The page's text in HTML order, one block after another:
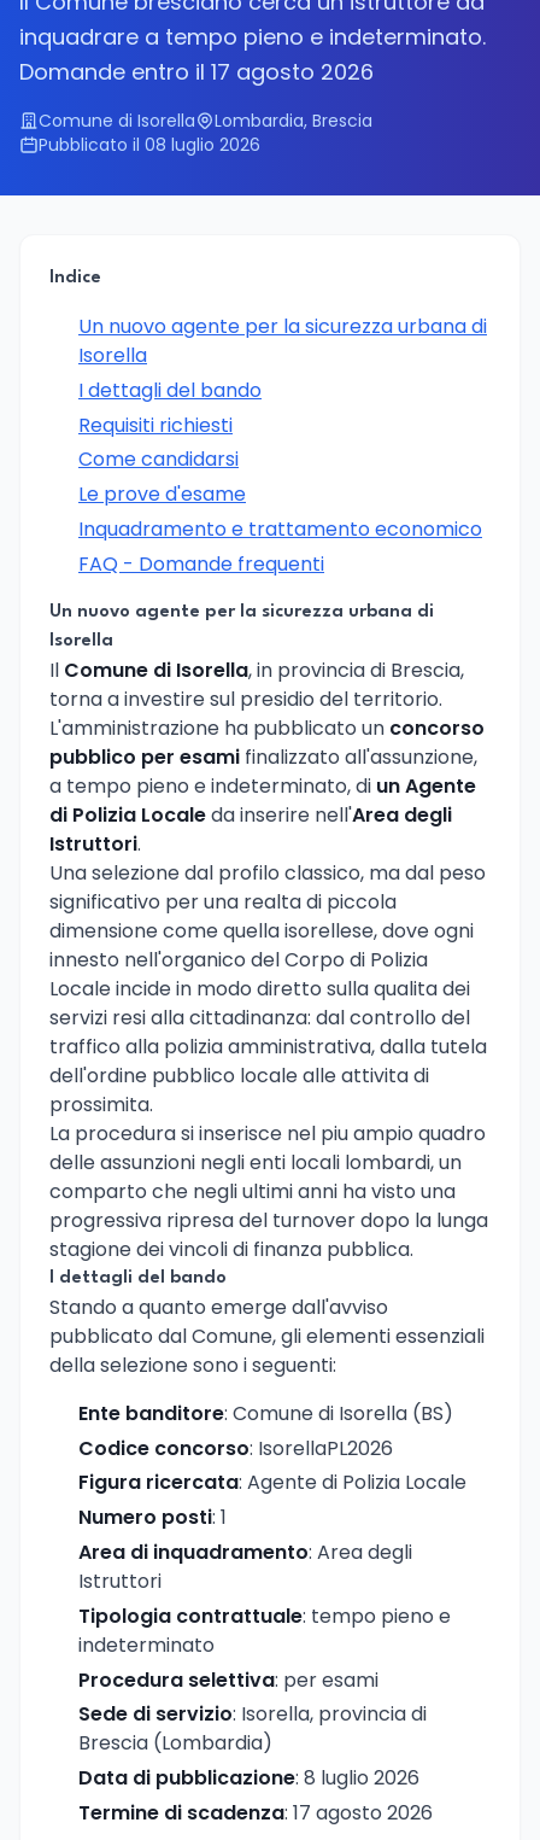
inquadrare a tempo pieno e indeterminato.
Domande entro il 17 agosto 2026
Comune di Isorella
Lombardia, Brescia
Pubblicato il 08 luglio 2026
Indice
Un nuovo agente per la sicurezza urbana di
Isorella
I dettagli del bando
Requisiti richiesti
Come candidarsi
Le prove d'esame
Inquadramento e trattamento economico
FAQ - Domande frequenti
Un nuovo agente per la sicurezza urbana di
Isorella
Il Comune di Isorella, in provincia di Brescia,
torna a investire sul presidio del territorio.
L'amministrazione ha pubblicato un concorso
pubblico per esami finalizzato all'assunzione,
a tempo pieno e indeterminato, di un Agente
di Polizia Localeda inserire nell'Area degli
Istruttori.
Una selezione dal profilo classico, ma dal peso
significativo per una realta di piccola
dimensione come quella isorellese, dove ogni
innesto nell'organico del Corpo di Polizia
Locale incide in modo diretto sulla qualita dei
servizi resi alla cittadinanza: dal controllo del
traffico alla polizia amministrativa, dalla tutela
dell'ordine pubblico locale alle attivita di
prossimita.
La procedura si inserisce nel piu ampio quadro
delle assunzioni negli enti locali lombardi, un
comparto che negli ultimi anni ha visto una
progressiva ripresa del turnover dopo la lunga
stagione dei vincoli di finanza pubblica.
I dettagli del bando
Stando a quanto emerge dall'avviso
pubblicato dal Comune, gli elementi essenziali
della selezione sono i seguenti:
Ente banditore: Comune di Isorella (BS)
Codice concorso: IsorellaPL2026
Figura ricercata: Agente di Polizia Locale
Numero posti: 1
Area di inquadramento: Area degli
Istruttori
Tipologia contrattuale: tempo pieno e
indeterminato
Procedura selettiva: per esami
Sede di servizio: Isorella, provincia di
Brescia (Lombardia)
Data di pubblicazione: 8 luglio 2026
Termine di scadenza: 17 agosto 2026